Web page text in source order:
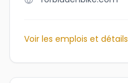
Voir les emplois et détails